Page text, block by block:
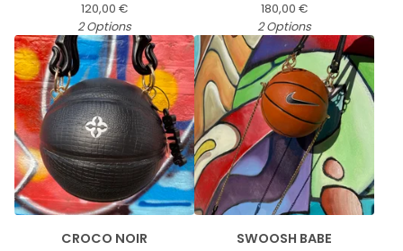
120,00 €
2 Options
180,00 €
2 Options
CROCO NOIR SWOOSH BABE